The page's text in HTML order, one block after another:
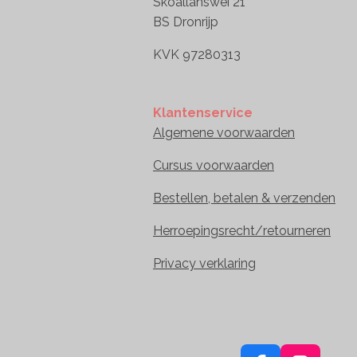
BS Dronrijp
KVK 97280313
Klantenservice
Algemene voorwaarden
Cursus voorwaarden
Bestellen, betalen & verzenden
Herroepingsrecht/retourneren
Privacy verklaring